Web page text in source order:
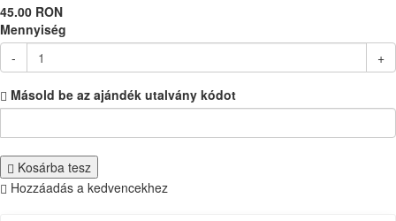
45.00 RON
Mennyiség
-
+
Másold be az ajándék utalvány kódot
Kosárba tesz
Hozzáadás a kedvencekhez